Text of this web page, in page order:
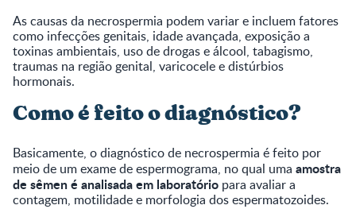
As causas da necrospermia podem variar e incluem fatores
como infecções genitais, idade avançada, exposição a
toxinas ambientais, uso de drogas e álcool, tabagismo,
traumas na região genital, varicocele e distúrbios
hormonais.
Como é feito o diagnóstico?
Basicamente, o diagnóstico de necrospermia é feito por
meio de um exame de espermograma, no qual uma amostra
de sêmen é analisada em laboratório para avaliar a
contagem, motilidade e morfologia dos espermatozoides.